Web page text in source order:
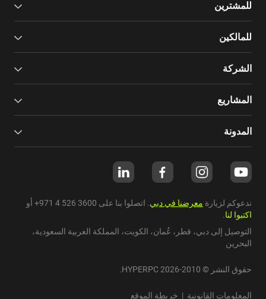
للمشترين
للمالكين
الشركة
المشاريع
المدونة
ندعوكم لزيارة معرضنا في دبي. اتصلوا بنا على +971 4 526 3600 أو
اكتبوا لنا.
التوصيل إلى دبي، قطر ، عُمان، الكويت، المملكة العربية السعودية،
البحرين
حقوق النشر © 2010-2026 HYPERPC.
المعلومات القانونية | خريطة الموقع